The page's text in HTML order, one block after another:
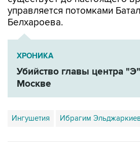
управляется потомками
Белхароева.
ХРОНИКА
Убийство главы центра
Москве
Ингушетия Ибрагим